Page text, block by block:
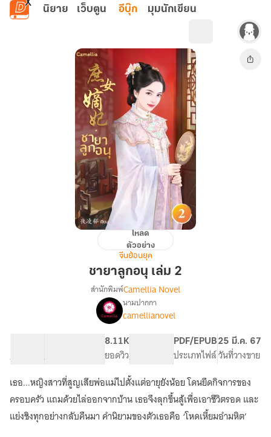
ข้ามไปยังเนื้อหาหลัก
นิยาย เว็บตูน อีบุ๊ก มุมนักเขียน
ชายา
โหลด
ตัวอย่าง
จีนย้อนยุค
ชายาลูกอนุ เล่ม 2
เรื่อง
ชายา
สำนักพิมพ์Camellia Novel
นามปากกา
camellianovel
จำนวนคำ จำนวนหน้า (A5)
8.11K
ยอดวิวระดับเนื้อหา
PDF/EPUB
ประเภทไฟล์
25 มี.ค. 67
วันที่วางขาย
เธอ...หญิงสาวที่สูญเสียพ่อแม่ไปตั้งแต่อายุยังน้อย โดนยึดกิจการของ
ครอบครัว แถมด้วยไล่ออกจากบ้าน เธอจึงลุกขึ้นสู้เพื่อเอาชีวิตรอด และ
แย่งชิงทุกอย่างกลับคืนมา คำนิยามของตัวเธอคือ ‘โหดเหี้ยมอำมหิต’